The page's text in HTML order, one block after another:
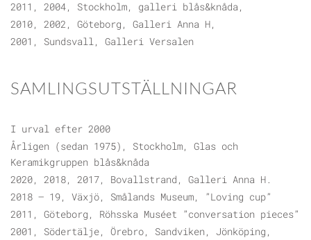
2011, 2004, Stockholm, galleri blås&knåda,
2010, 2002, Göteborg, Galleri Anna H,
2001, Sundsvall, Galleri Versalen
SAMLINGSUTSTÄLLNINGAR
I urval efter 2000
Årligen (sedan 1975), Stockholm, Glas och
Keramikgruppen blås&knåda
2020, 2018, 2017, Bovallstrand, Galleri Anna H.
2018 – 19, Växjö, Smålands Museum, ”Loving cup”
2011, Göteborg, Röhsska Muséet ”conversation pieces”
2001, Södertälje, Örebro, Sandviken, Jönköping,